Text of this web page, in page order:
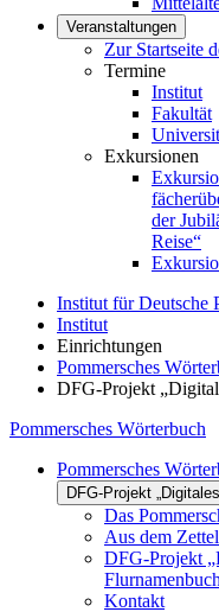
Veranstaltungen
Zur Startseite
Termine
Institut
Fakultät
Exkursionen
der
Reise“
Institut für Deutsche
Institut
Einrichtungen
Pommersches
DFG-Projekt
Pommersches Wörterbuch
Pommersches
DFG-Projekt
Das
Aus dem
DFG-Projekt
Kontakt